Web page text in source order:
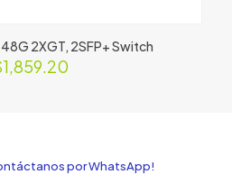
2XGT, 2SFP+ Switch
1,859.20
por WhatsApp!